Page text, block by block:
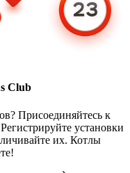
Club
Присоединяйтесь к
установки
их. Котлы